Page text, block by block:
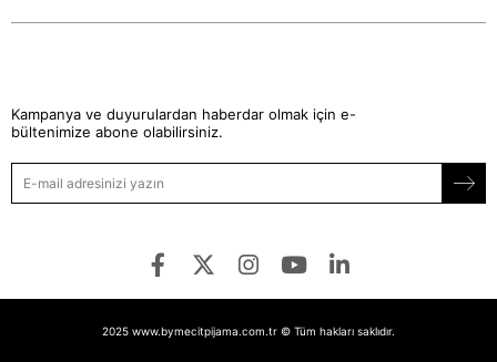
Kampanya ve duyurulardan haberdar olmak için e-
bültenimize abone olabilirsiniz.
2025 www.bymecitpijama.com.tr © Tüm hakları saklıdır.